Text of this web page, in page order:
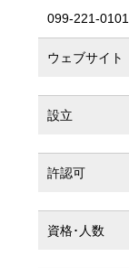
099-221-0101
ウェブサイト
設立
許認可
資格･人数